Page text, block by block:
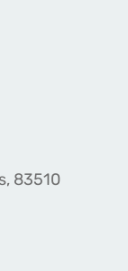
83510